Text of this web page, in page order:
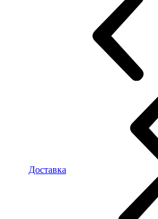
Доставка